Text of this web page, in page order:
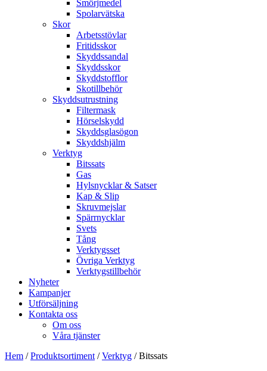
Smörjmedel
Spolarvätska
Skor
Arbetsstövlar
Fritidsskor
Skyddssandal
Skyddsskor
Skyddstofflor
Skotillbehör
Skyddsutrustning
Filtermask
Hörselskydd
Skyddsglasögon
Skyddshjälm
Verktyg
Bitssats
Gas
Hylsnycklar & Satser
Kap & Slip
Skruvmejslar
Spärrnycklar
Svets
Tång
Verktygsset
Övriga Verktyg
Verktygstillbehör
Nyheter
Kampanjer
Utförsäljning
Kontakta oss
Om oss
Våra tjänster
Hem /Produktsortiment /Verktyg / Bitssats